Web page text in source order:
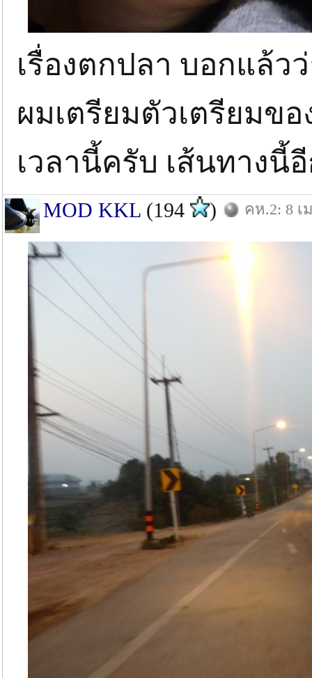
เรื่องตกปลา บอกแล้
ผมเตรียมตัวเตรียมข
เวลานี้ครับ เส้นทางนี้
MOD KKL (194 ) คห.2: 8 เ